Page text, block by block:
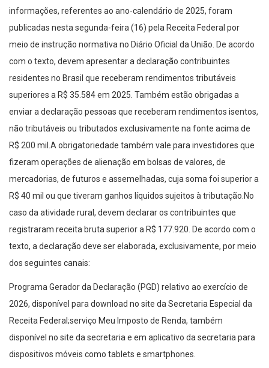
informações, referentes ao ano-calendário de 2025, foram
publicadas nesta segunda-feira (16) pela Receita Federal por
meio de instrução normativa no Diário Oficial da União. De acordo
com o texto, devem apresentar a declaração contribuintes
residentes no Brasil que receberam rendimentos tributáveis
superiores a R$ 35.584 em 2025. Também estão obrigadas a
enviar a declaração pessoas que receberam rendimentos isentos,
não tributáveis ou tributados exclusivamente na fonte acima de
R$ 200 mil.A obrigatoriedade também vale para investidores que
fizeram operações de alienação em bolsas de valores, de
mercadorias, de futuros e assemelhadas, cuja soma foi superior a
R$ 40 mil ou que tiveram ganhos líquidos sujeitos à tributação.No
caso da atividade rural, devem declarar os contribuintes que
registraram receita bruta superior a R$ 177.920. De acordo com o
texto, a declaração deve ser elaborada, exclusivamente, por meio
dos seguintes canais:
Programa Gerador da Declaração (PGD) relativo ao exercício de
2026, disponível para download no site da Secretaria Especial da
Receita Federal;serviço Meu Imposto de Renda, também
disponível no site da secretaria e em aplicativo da secretaria para
dispositivos móveis como tablets e smartphones.